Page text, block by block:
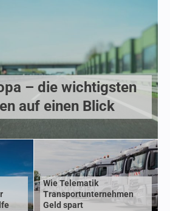
– die wichtigsten
auf einen Blick
Wie Telematik
Transportunternehmen
Geld spart